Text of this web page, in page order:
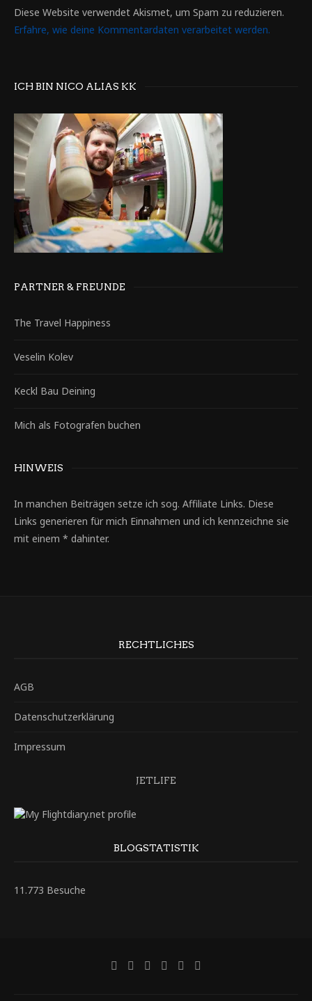
Diese Website verwendet Akismet, um Spam zu reduzieren.
Erfahre, wie deine Kommentardaten verarbeitet werden.
ICH BIN NICO ALIAS KK
PARTNER & FREUNDE
The Travel Happiness
Veselin Kolev
Keckl Bau Deining
Mich als Fotografen buchen
HINWEIS
In manchen Beiträgen setze ich sog. Affiliate Links. Diese
Links generieren für mich Einnahmen und ich kennzeichne sie
mit einem * dahinter.
RECHTLICHES
AGB
Datenschutzerklärung
Impressum
JETLIFE
BLOGSTATISTIK
11.773 Besuche